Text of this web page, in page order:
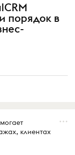
порядок в
клиентах